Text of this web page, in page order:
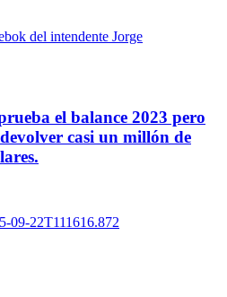
se debe a un problema
no será publicada.